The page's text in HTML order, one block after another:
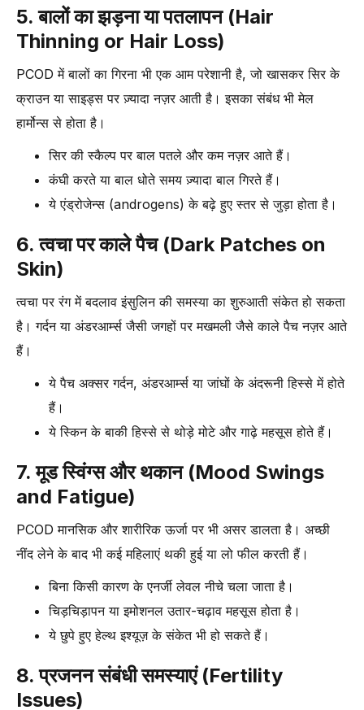
5. बालों का झड़ना या पतलापन (Hair
Thinning or Hair Loss)
PCOD में बालों का गिरना भी एक आम परेशानी है, जो खासकर सिर के
क्राउन या साइड्स पर ज़्यादा नज़र आती है। इसका संबंध भी मेल
हार्मोन्स से होता है।
सिर की स्कैल्प पर बाल पतले और कम नज़र आते हैं।
कंघी करते या बाल धोते समय ज़्यादा बाल गिरते हैं।
ये एंड्रोजेन्स (androgens) के बढ़े हुए स्तर से जुड़ा होता है।
6. त्वचा पर काले पैच (Dark Patches on
Skin)
त्वचा पर रंग में बदलाव इंसुलिन की समस्या का शुरुआती संकेत हो सकता
है। गर्दन या अंडरआर्म्स जैसी जगहों पर मखमली जैसे काले पैच नज़र आते
हैं।
ये पैच अक्सर गर्दन, अंडरआर्म्स या जांघों के अंदरूनी हिस्से में होते
हैं।
ये स्किन के बाकी हिस्से से थोड़े मोटे और गाढ़े महसूस होते हैं।
7. मूड स्विंग्स और थकान (Mood Swings
and Fatigue)
PCOD मानसिक और शारीरिक ऊर्जा पर भी असर डालता है। अच्छी
नींद लेने के बाद भी कई महिलाएं थकी हुई या लो फील करती हैं।
बिना किसी कारण के एनर्जी लेवल नीचे चला जाता है।
चिड़चिड़ापन या इमोशनल उतार-चढ़ाव महसूस होता है।
ये छुपे हुए हेल्थ इश्यूज़ के संकेत भी हो सकते हैं।
8. प्रजनन संबंधी समस्याएं (Fertility
Issues)